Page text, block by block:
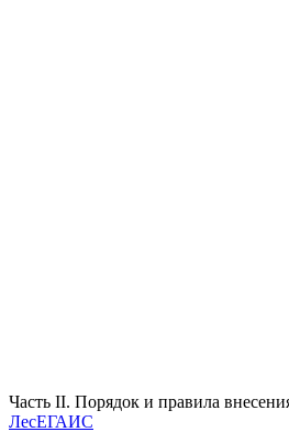
Часть II. Порядок и правила
ЛесЕГАИС